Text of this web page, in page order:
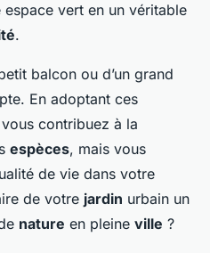
vert en un véritable
.
balcon ou d’un grand
En adoptant ces
contribuez à la
espèces, mais vous
de vie dans votre
de votre jardin urbain un
nature en pleine ville ?